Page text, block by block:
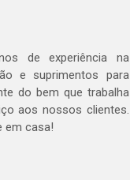
de experiência na
e suprimentos para
do bem que trabalha
aos nossos clientes.
em casa!